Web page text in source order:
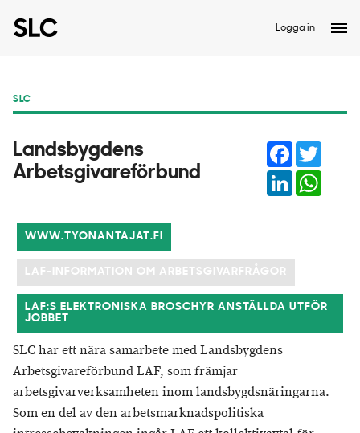
Logga in
SLC
​Landsbygdens
Arbetsgivareförbund
Facebook
LinkedIn
WWW.TYONANTAJAT.FI
LAF-INFORMATION OM ARBETSGIVARFRÅGOR
LAF:S ELEKTRONISKA BROSCHYR ANSTÄLLDA UTFÖR
JOBBET
SLC har ett nära samarbete med Landsbygdens
Arbetsgivareförbund LAF, som främjar
arbetsgivarverksamheten inom landsbygdsnäringarna.
Som en del av den arbetsmarknadspolitiska